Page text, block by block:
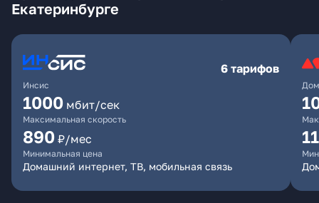
Екатеринбурге
Инсис
6 тарифов
1000 мбит/сек
Максимальная скорость
890 ₽/мес
Минимальная цена
Домашний интернет, ТВ, мобильная связь